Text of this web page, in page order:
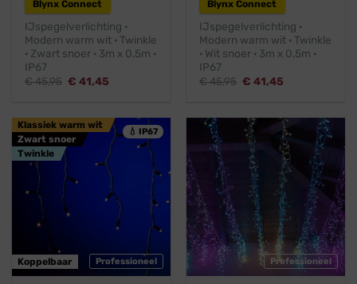
Blynx Connect
IJspegelverlichting ·
Modern warm wit · Twinkle
· Zwart snoer · 3m x 0,5m ·
IP67
€45,95 Oorspronkelijke
€ 41,45
Blynx Connect
IJspegelverlichting ·
Modern warm wit · Twinkle
· Wit snoer · 3m x 0,5m ·
IP67
€45,95 Oorspronkelijke
€ 41,45
💧 IP67
Professioneel
Klassiek warm wit
Zwart snoer
Twinkle
Koppelbaar Professioneel